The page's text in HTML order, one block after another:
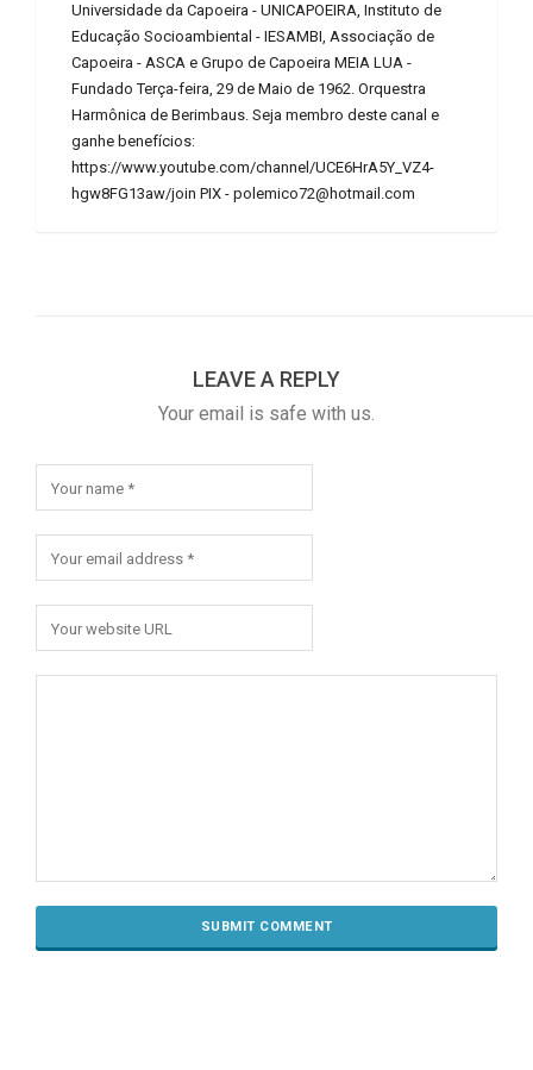
Universidade da Capoeira - UNICAPOEIRA, Instituto de
Educação Socioambiental - IESAMBI, Associação de
Capoeira - ASCA e Grupo de Capoeira MEIA LUA -
Fundado Terça-feira, 29 de Maio de 1962. Orquestra
Harmônica de Berimbaus. Seja membro deste canal e
ganhe benefícios:
https://www.youtube.com/channel/UCE6HrA5Y_VZ4-
hgw8FG13aw/join PIX - polemico72@hotmail.com
LEAVE A REPLY
Your email is safe with us.